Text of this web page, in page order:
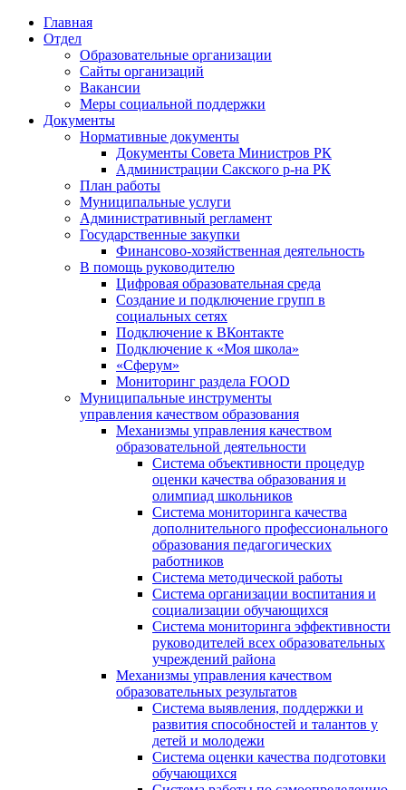
Главная
Отдел
Образовательные организации
Сайты организаций
Вакансии
Меры социальной поддержки
Документы
Нормативные документы
Документы Совета Министров РК
Администрации Сакского р-на РК
План работы
Муниципальные услуги
Административный регламент
Государственные закупки
Финансово-хозяйственная деятельность
В помощь руководителю
Цифровая образовательная среда
Создание и подключение групп в
социальных сетях
Подключение к ВКонтакте
Подключение к «Моя школа»
«Сферум»
Мониторинг раздела FOOD
Муниципальные инструменты
управления качеством образования
Механизмы управления качеством
образовательной деятельности
Система объективности процедур
оценки качества образования и
олимпиад школьников
Система мониторинга качества
дополнительного профессионального
образования педагогических
работников
Система методической работы
Система организации воспитания и
социализации обучающихся
Система мониторинга эффективности
руководителей всех образовательных
учреждений района
Механизмы управления качеством
образовательных результатов
Система выявления, поддержки и
развития способностей и талантов у
детей и молодежи
Система оценки качества подготовки
обучающихся